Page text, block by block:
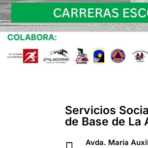
Servicios
de Base de La
Avda. María